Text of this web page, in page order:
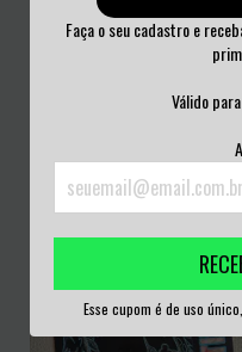
Faça o seu cadastro e
Válido
Esse cupom é de uso
BULLETPROOF VINIL 2...